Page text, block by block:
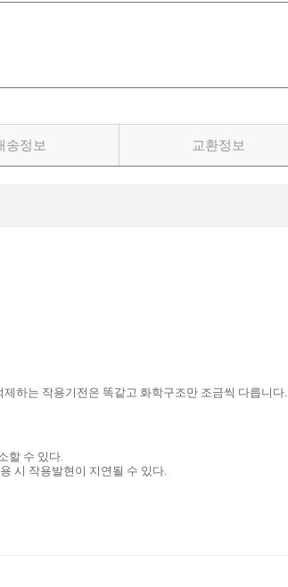
송정보 교환정보
하는 작용기전은 똑같고 화학구조만 조금씩 다릅니다.
할 수 있다.
시 작용발현이 지연될 수 있다.